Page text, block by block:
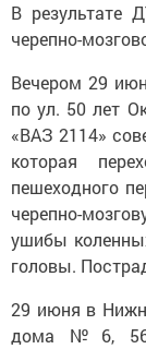
В результате
черепно-
Вечером 29
по ул. 50 лет
«ВАЗ 2114»
которая
пешеходного
черепно-
ушибы
головы.
29 июня в
дома №6, 56-